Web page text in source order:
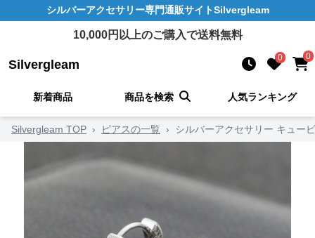
シルバーアクセサリー専門通販サイトSilvergleam
10,000円以上のご購入で送料無料
Silvergleam 0 0
新着商品 商品を検索 人気ランキング
Silvergleam TOP › ピアスの一覧 › シルバーアクセサリー キュー